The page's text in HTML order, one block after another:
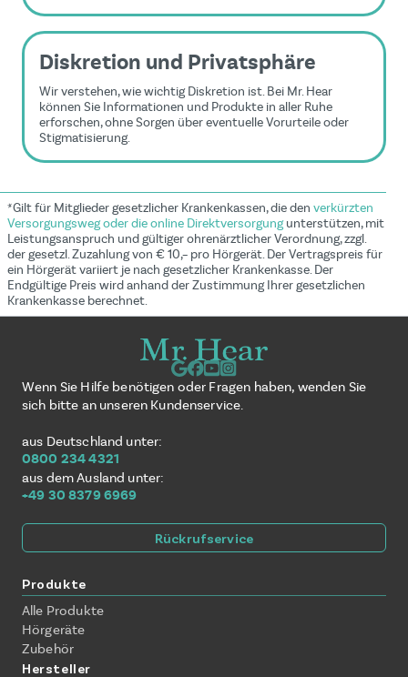
Diskretion und Privatsphäre
Wir verstehen, wie wichtig Diskretion ist. Bei Mr. Hear
können Sie Informationen und Produkte in aller Ruhe
erforschen, ohne Sorgen über eventuelle Vorurteile oder
Stigmatisierung.
*Gilt für Mitglieder gesetzlicher Krankenkassen, die den verkürzten
Versorgungsweg oder die online Direktversorgungunterstützen, mit
Leistungsanspruch und gültiger ohrenärztlicher Verordnung, zzgl.
der gesetzl. Zuzahlung von € 10,– pro Hörgerät. Der Vertragspreis für
ein Hörgerät variiert je nach gesetzlicher Krankenkasse. Der
Endgültige Preis wird anhand der Zustimmung Ihrer gesetzlichen
Krankenkasse berechnet.
Wenn Sie Hilfe benötigen oder Fragen haben, wenden Sie
sich bitte an unseren Kundenservice.
aus Deutschland unter:
0800 234 4321
aus dem Ausland unter:
+49 30 8379 6969
Rückrufservice
Produkte
Alle Produkte
Hörgeräte
Zubehör
Hersteller